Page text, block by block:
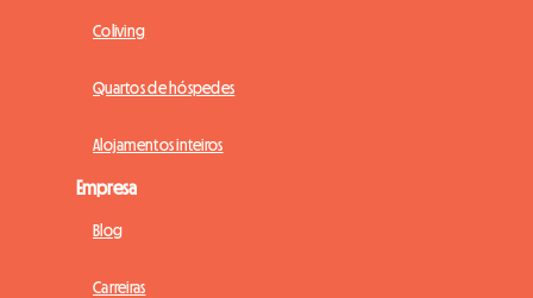
Coliving
Quartos de hóspedes
Alojamentos inteiros
Empresa
Blog
Carreiras